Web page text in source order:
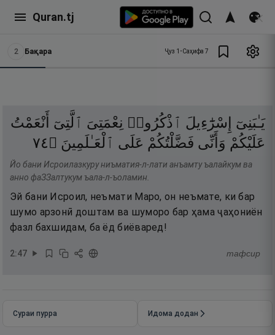
Quran.tj
2 Бақара Ҷуз 1 •Саҳифа 7
يَـٰبَنِىٓ إِسْرَٰٓءِيلَ ٱذْكُرُوا۟ نِعْمَتِىَ ٱلَّتِىٓ أَنْعَمْتُ
عَلَيْكُمْ وَأَنِّى فَضَّلْتُكُمْ عَلَى ٱلْعَـٰلَمِينَ ۝٤٧
Йо бани Исроилазкуру ниъматия-л-лати анъамту ъалайкум ва
анно фаЗЗалтукум ъала-л-ъоламин.
Эй бани Исроил, неъмати Маро, он неъмате, ки бар
шумо арзонӣ доштам ва шуморо бар ҳама ҷаҳониён
фазл бахшидам, ба ёд биёваред!
2:47 тафсир
Сураи пурра Идома додан